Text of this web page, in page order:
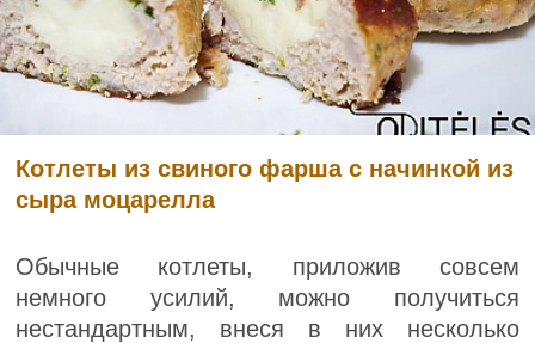
Котлеты из свиного фарша с начинкой из
сыра моцарелла
Обычные котлеты, приложив совсем
немного усилий, можно получиться
нестандартным, внеся в них несколько